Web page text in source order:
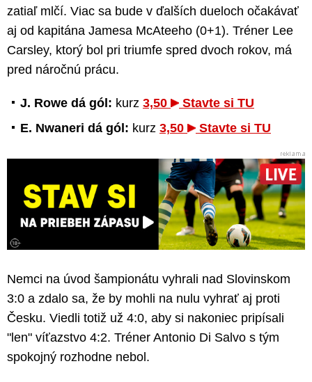
zatiaľ mlčí. Viac sa bude v ďalších dueloch očakávať
aj od kapitána Jamesa McAteeho (0+1). Tréner Lee
Carsley, ktorý bol pri triumfe spred dvoch rokov, má
pred náročnú prácu.
J. Rowe dá gól: kurz 3,50
Stavte si TU
E. Nwaneri dá gól: kurz 3,50 Stavte si TU
Nemci na úvod šampionátu vyhrali nad Slovinskom
3:0 a zdalo sa, že by mohli na nulu vyhrať aj proti
Česku. Viedli totiž už 4:0, aby si nakoniec pripísali
"len" víťazstvo 4:2. Tréner Antonio Di Salvo s tým
spokojný rozhodne nebol.